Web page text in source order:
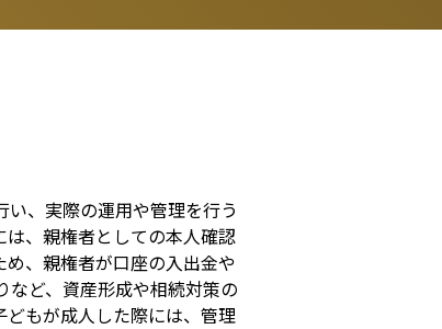
、実際の運用や管理を行う
、親権者としての本人確認
、親権者が口座の入出金や
など、資産形成や相続対策の
もが成人した際には、管理